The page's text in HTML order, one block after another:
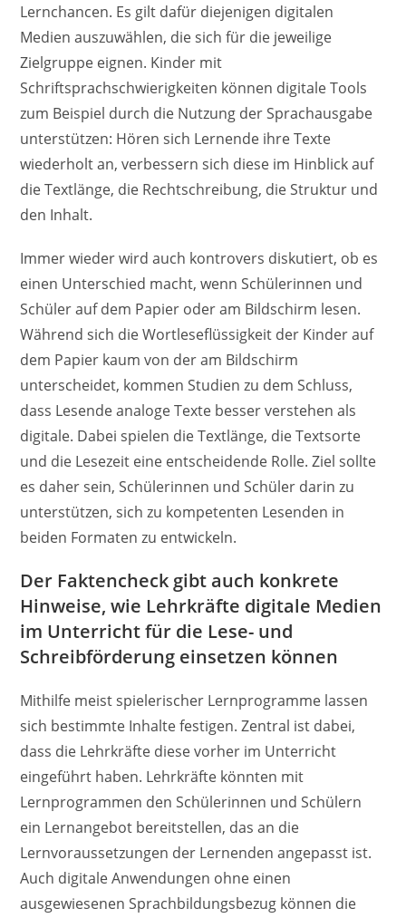
Lernchancen. Es gilt dafür diejenigen digitalen
Medien auszuwählen, die sich für die jeweilige
Zielgruppe eignen. Kinder mit
Schriftsprachschwierigkeiten können digitale Tools
zum Beispiel durch die Nutzung der Sprachausgabe
unterstützen: Hören sich Lernende ihre Texte
wiederholt an, verbessern sich diese im Hinblick auf
die Textlänge, die Rechtschreibung, die Struktur und
den Inhalt.
Immer wieder wird auch kontrovers diskutiert, ob es
einen Unterschied macht, wenn Schülerinnen und
Schüler auf dem Papier oder am Bildschirm lesen.
Während sich die Wortleseflüssigkeit der Kinder auf
dem Papier kaum von der am Bildschirm
unterscheidet, kommen Studien zu dem Schluss,
dass Lesende analoge Texte besser verstehen als
digitale. Dabei spielen die Textlänge, die Textsorte
und die Lesezeit eine entscheidende Rolle. Ziel sollte
es daher sein, Schülerinnen und Schüler darin zu
unterstützen, sich zu kompetenten Lesenden in
beiden Formaten zu entwickeln.
Der Faktencheck gibt auch konkrete
Hinweise, wie Lehrkräfte digitale Medien
im Unterricht für die Lese- und
Schreibförderung einsetzen können
Mithilfe meist spielerischer Lernprogramme lassen
sich bestimmte Inhalte festigen. Zentral ist dabei,
dass die Lehrkräfte diese vorher im Unterricht
eingeführt haben. Lehrkräfte könnten mit
Lernprogrammen den Schülerinnen und Schülern
ein Lernangebot bereitstellen, das an die
Lernvoraussetzungen der Lernenden angepasst ist.
Auch digitale Anwendungen ohne einen
ausgewiesenen Sprachbildungsbezug können die